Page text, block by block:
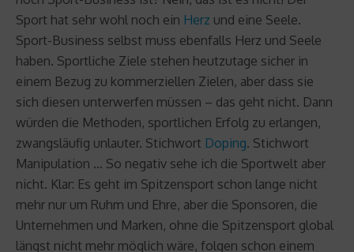
Sport hat sehr wohl noch ein Herz und eine Seele.
Sport-Business selbst muss ebenfalls Herz und Seele
haben. Sportliche Ziele stehen heutzutage sicher in
einem Bezug zu kommerziellen Zielen, aber dass sie
sich diesen unterwerfen müssen – das geht nicht. Dann
würden die Methoden, sportlichen Erfolg zu erlangen,
zwangsläufig unlauter. Stichwort Doping. Stichwort
Manipulation … So negativ sehe ich die Sportwelt aber
nicht. Klar: Es geht im Spitzensport schon lange nicht
mehr nur um Ruhm und Ehre, aber die Sponsoren, die
Unternehmen und Marken, ohne die Spitzensport global
längst nicht mehr möglich wäre, folgen schon einem